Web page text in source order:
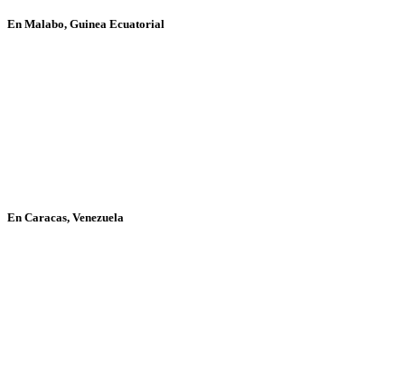
En Malabo, Guinea Ecuatorial
En Caracas, Venezuela